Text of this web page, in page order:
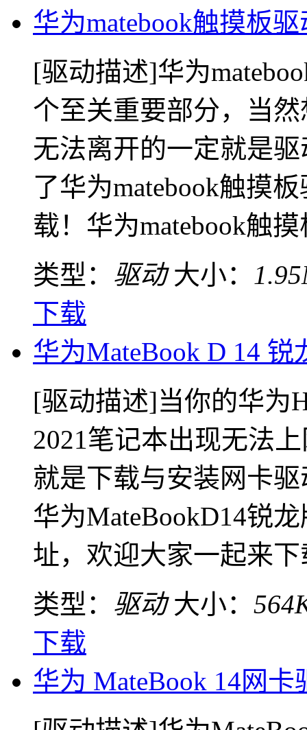
华为matebook触摸板驱
[驱动描述]华为
个至关重要部分，当
无法离开的一定就是
了华为matebook触摸
载！华为matebook触
类型： 驱动 大小：
下载
华为MateBook D 14
[驱动描述]当你的华为
2021笔记本出现无法
就是下载与安装网卡
华为MateBookD14锐
址，欢迎大家一起来
类型： 驱动 大小：
下载
华为 MateBook 14网卡